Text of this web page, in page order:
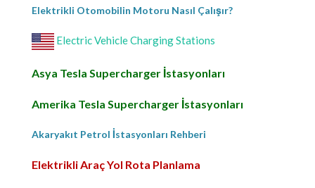
Elektrikli Otomobilin Motoru Nasıl Çalışır?
Electric Vehicle Charging Stations
Asya Tesla Supercharger İstasyonları
Amerika Tesla Supercharger İstasyonları
Akaryakıt Petrol İstasyonları Rehberi
Elektrikli Araç Yol Rota Planlama